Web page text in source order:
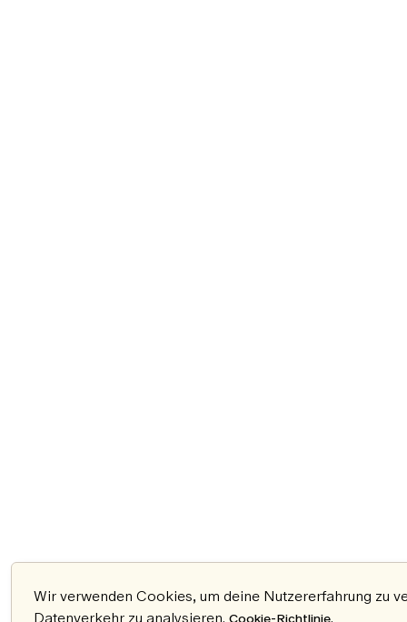
Wir verwenden Cookies, um deine Nutzererfahrung zu
Datenverkehr zu analysieren. Cookie-Richtlinie.